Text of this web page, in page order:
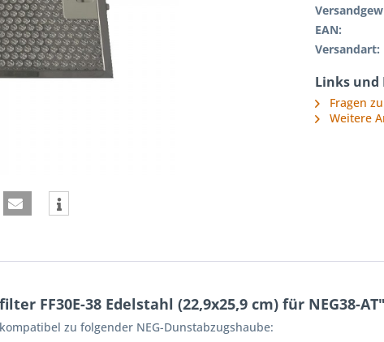
EAN:
Versandart:
Links und
Fragen
Weitere
FF30E-38 Edelstahl (22,9x25,9 cm) für NEG38-
zu folgender NEG-Dunstabzugshaube: